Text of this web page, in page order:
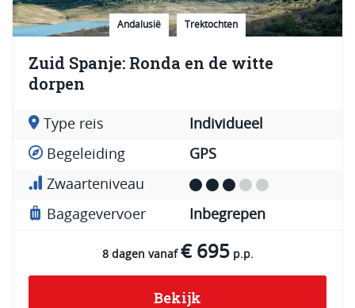
Andalusië Trektochten
Zuid Spanje: Ronda en de witte
dorpen
Type reis Individueel
Begeleiding GPS
Zwaarteniveau
Bagagevervoer Inbegrepen
8 dagen vanaf € 695p.p.
Bekijk